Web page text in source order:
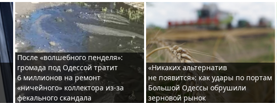
После «волшебного пенделя»:
громада под Одессой тратит
6 миллионов на ремонт
«ничейного» коллектора из-за
фекального скандала
«Никаких альтернатив
не появится»: как удары по портам
Большой Одессы обрушили
зерновой рынок